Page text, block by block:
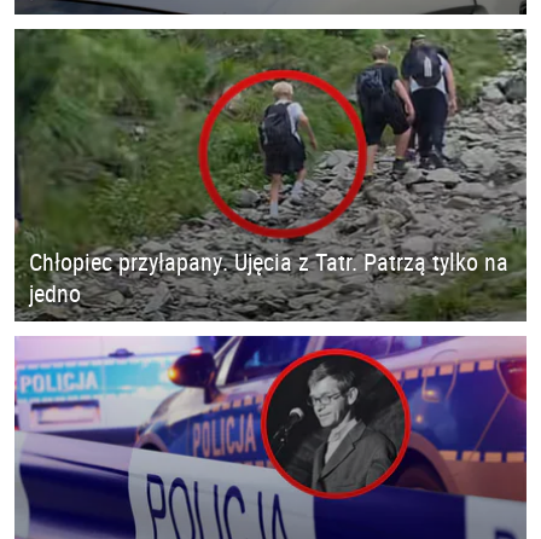
Chłopiec przyłapany. Ujęcia z Tatr. Patrzą tylko na
jedno